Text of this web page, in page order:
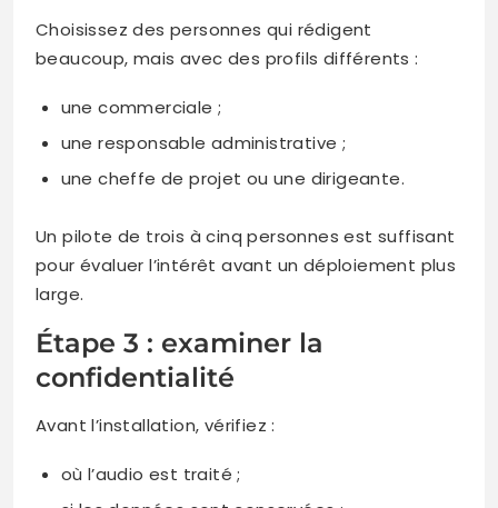
Choisissez des personnes qui rédigent
beaucoup, mais avec des profils différents :
une commerciale ;
une responsable administrative ;
une cheffe de projet ou une dirigeante.
Un pilote de trois à cinq personnes est suffisant
pour évaluer l’intérêt avant un déploiement plus
large.
Étape 3 : examiner la
confidentialité
Avant l’installation, vérifiez :
où l’audio est traité ;